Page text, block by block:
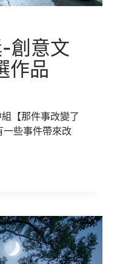
創意文
作品
【那件事改變了
一些事件帶來改